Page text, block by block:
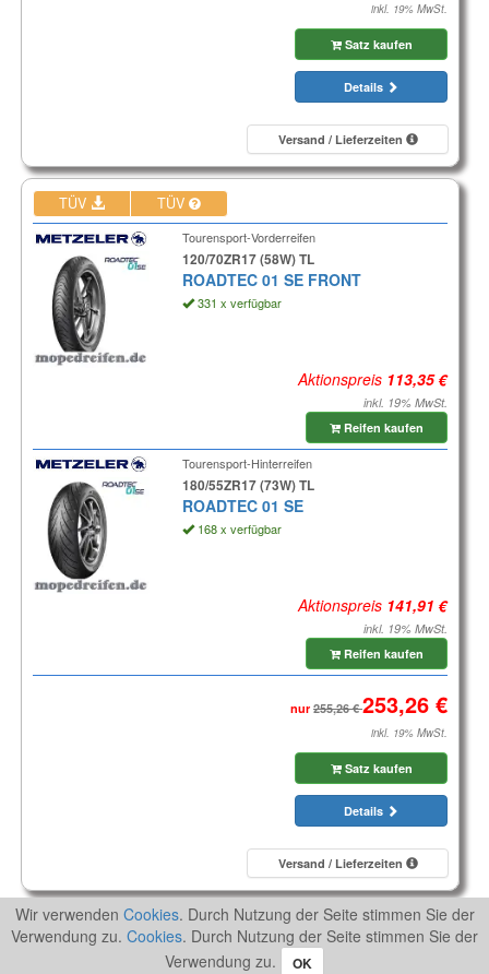
inkl. 19% MwSt.
Satz kaufen
Details
Versand / Lieferzeiten
TÜV TÜV
Tourensport-Vorderreifen
120/70ZR17 (58W) TL
ROADTEC 01 SE FRONT
331 x verfügbar
Aktionspreis
inkl. 19% MwSt.
Reifen kaufen
Tourensport-Hinterreifen
180/55ZR17 (73W) TL
ROADTEC 01 SE
168 x verfügbar
Aktionspreis
inkl. 19% MwSt.
Reifen kaufen
nur
inkl. 19% MwSt.
Satz kaufen
Details
Versand / Lieferzeiten
TÜV TÜV
Tourensport-Vorderreifen
Wir verwenden Cookies. Durch Nutzung der Seite stimmen Sie der
Verwendung zu. Cookies. Durch Nutzung der Seite stimmen Sie der
Verwendung zu.
OK